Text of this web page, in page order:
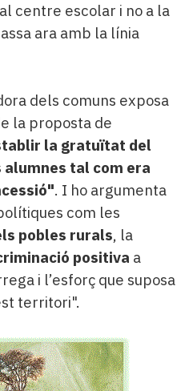
centre escolar i no a la
ara amb la línia
dels comuns exposa
la proposta de
la gratuïtat del
tal com era
. I ho argumenta
com les
pobles rurals, la
positiva a
i l’esforç que suposa
territori".